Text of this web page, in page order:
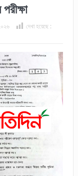
দেখা হয়েছে :